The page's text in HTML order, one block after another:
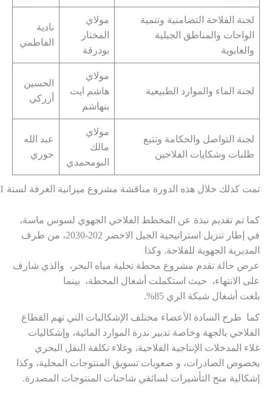
لجنة الفلاحة التضامنية وتنمية
الواحات والمناطق الجبلية
والغابوية
مولاي
المختار
بودرقة
نادية
الفاطمي
لجنة الماء والموارد الطبيعية
مولاي
هاشم ايت
بنهاشم
الحسين
أزركي
لجنة التواصل والحكامة وتتبع
طلبات وشكايات الفلاحين
مولاي
مالك
البومحمدي
عبد الله
حوري
تمت كذلك خلال هذه الدورة مناقشة مشروع ميزانية الغرفة لسنة 2021, حيث صودق عليه بالإجماع.
كما تم تقديم نبذة عن المخطط الفلاحي الجهوي لسوس ماسة،
في إطار تنزيل استراتيجية الجيل الاخضر 202-2030، من طرف
المديرية الجهوية للفلاحة. وكذا
عرض حالة تقدم مشروع محطة تحلية مياه البحر، والذي شارف
على الانتهاء، حيث استكملت أشغال المحطة، بينما
بلغت أشغال شبكة الري 85%.
كما طرح السادة الأعضاء مختلف الإشكاليات التي تهم القطاع
الفلاحي بالجهة وخاصة تدبير ندرة الموارد المائية، وإشكاليات
غلاء المدخلات الإنتاجية الفلاحية، وغلاء تكلفة النقل البحري
بخصوص الصادرات، و صعوبات تسويق المنتوجات المحلية، وكذا
إشكالية منح التأشيرات لسائقي شاحنات المنتوجات المصدرة.